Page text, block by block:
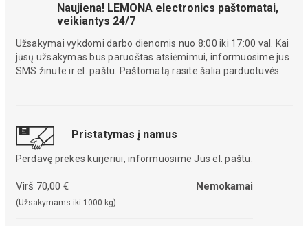
Naujiena! LEMONA electronics paštomatai,
veikiantys 24/7
Užsakymai vykdomi darbo dienomis nuo 8:00 iki 17:00 val. Kai
jūsų užsakymas bus paruoštas atsiėmimui, informuosime jus
SMS žinute ir el. paštu. Paštomatą rasite šalia parduotuvės.
Pristatymas į namus
Perdavę prekes kurjeriui, informuosime Jus el. paštu.
Virš 70,00 €
(Užsakymams iki 1000 kg)
Nemokamai